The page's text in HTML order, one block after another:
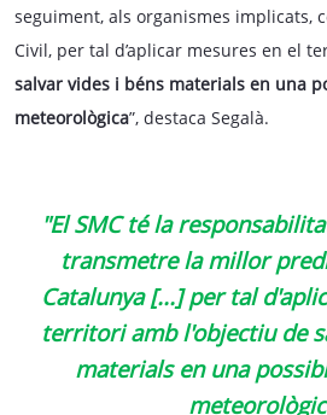
seguiment, als organismes implicats,
Civil, per tal d’aplicar mesures en el
salvar vides i béns materials en una
meteorològica”, destaca Segalà.
"El SMC té la
transmetre la millor
Catalunya [...] per tal
territori amb l'objectiu de
materials en una